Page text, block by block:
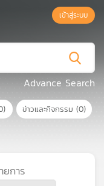
เข้าสู่ระบบ
Advance Search
ข่าวและกิจกรรม (0)
ยการ